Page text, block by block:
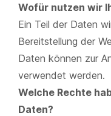
Wofür nutzen wir
Ein Teil der Daten
Bereitstellung der
Daten können zur
verwendet werden.
Welche Rechte
Daten?